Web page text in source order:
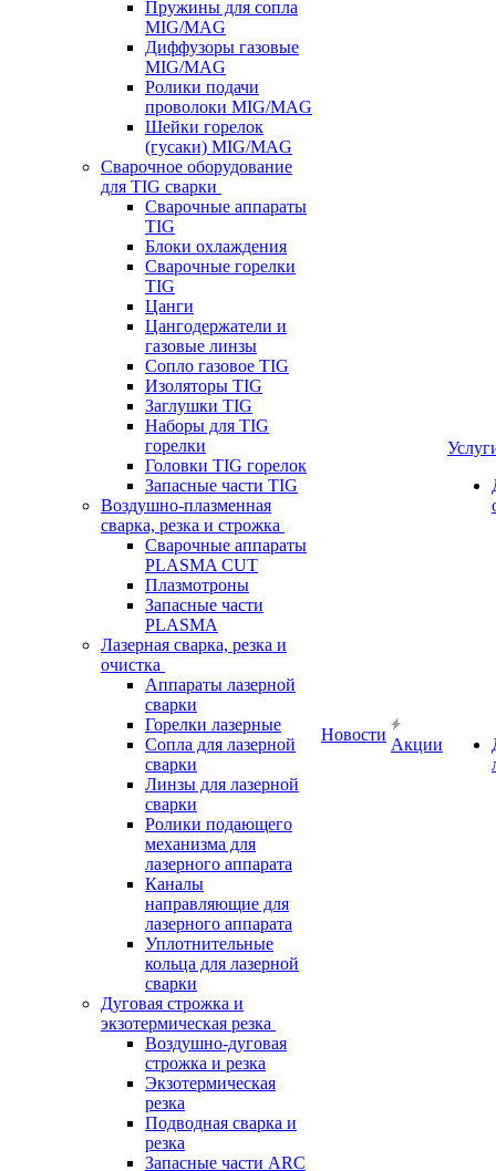
Пружины для сопла
MIG/MAG
Диффузоры газовые
MIG/MAG
Ролики подачи
проволоки MIG/MAG
Шейки горелок
(гусаки) MIG/MAG
Сварочное оборудование
для TIG сварки
Сварочные аппараты
TIG
Блоки охлаждения
Сварочные горелки
TIG
Цанги
Цангодержатели и
газовые линзы
Сопло газовое TIG
Изоляторы TIG
Заглушки TIG
Наборы для TIG
горелки
Головки TIG горелок
Запасные части TIG
Воздушно-плазменная
сварка, резка и строжка
Сварочные аппараты
PLASMA CUT
Плазмотроны
Запасные части
PLASMA
Лазерная сварка, резка и
очистка
Аппараты лазерной
сварки
Горелки лазерные
Сопла для лазерной
сварки
Линзы для лазерной
сварки
Ролики подающего
механизма для
лазерного аппарата
Каналы
направляющие для
лазерного аппарата
Уплотнительные
кольца для лазерной
сварки
Дуговая строжка и
экзотермическая резка
Воздушно-дуговая
строжка и резка
Экзотермическая
резка
Подводная сварка и
резка
Запасные части ARC
Новости
Акции